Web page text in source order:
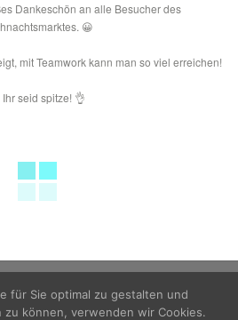
Dankeschön an alle Besucher des
😀
mit Teamwork kann man so viel erreichen!
Ihr seid spitze! 👌
für Sie optimal zu gestalten und
können, verwenden wir Cookies.